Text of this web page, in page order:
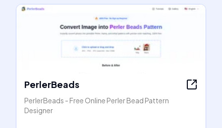
PerlerBeads
PerlerBeads - Free Online Perler Bead Pattern
Designer